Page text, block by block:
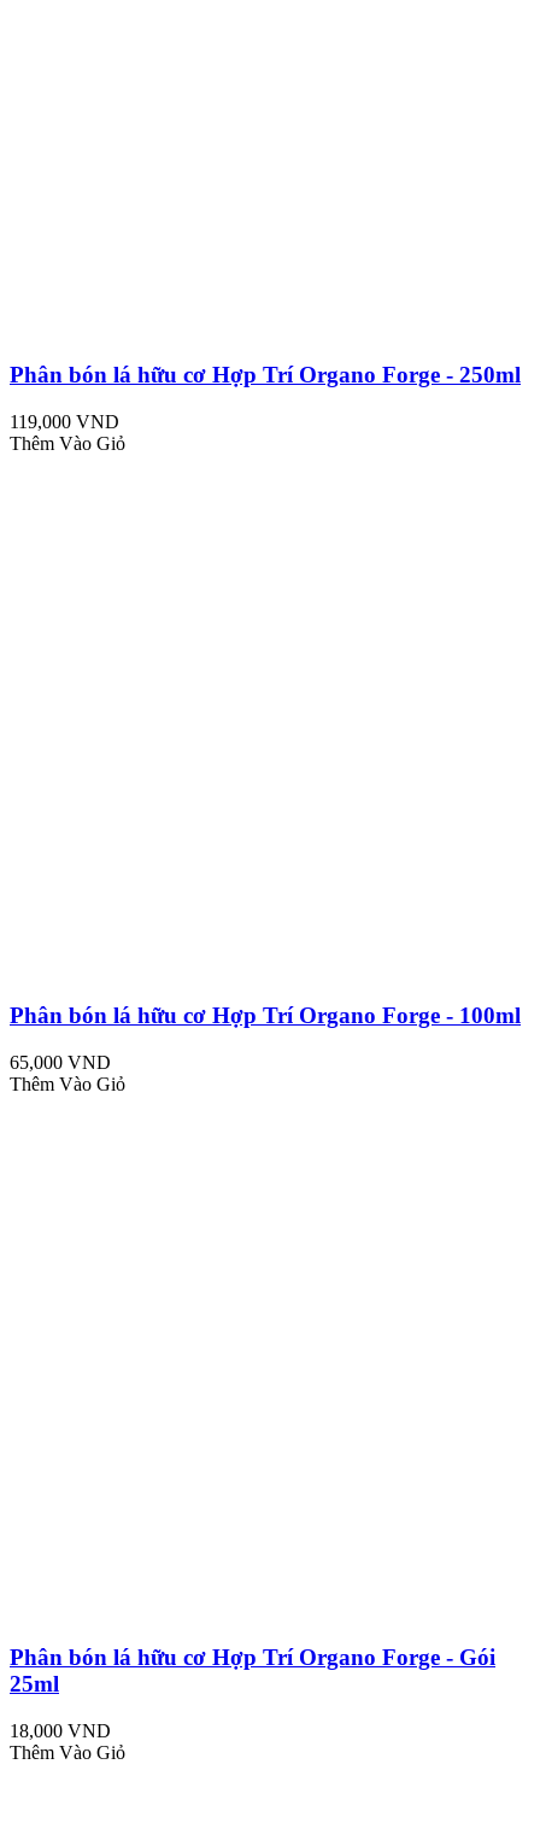
Phân bón lá hữu cơ Hợp Trí Organo Forge - 250ml
119,000 VND
Thêm Vào Giỏ
Phân bón lá hữu cơ Hợp Trí Organo Forge - 100ml
65,000 VND
Thêm Vào Giỏ
Phân bón lá hữu cơ Hợp Trí Organo Forge - Gói
25ml
18,000 VND
Thêm Vào Giỏ